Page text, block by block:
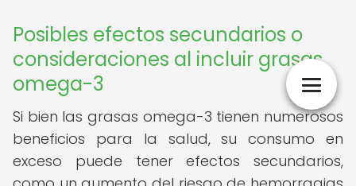
Posibles efectos secundarios o
consideraciones al incluir grasas
omega-3
Si bien las grasas omega-3 tienen numerosos
beneficios para la salud, su consumo en
exceso puede tener efectos secundarios,